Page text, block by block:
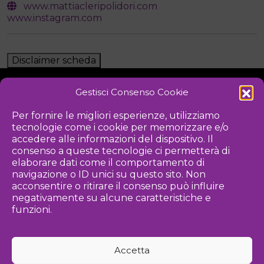
Gestisci Consenso Cookie
Per fornire le migliori esperienze, utilizziamo
tecnologie come i cookie per memorizzare e/o
accedere alle informazioni del dispositivo. Il
consenso a queste tecnologie ci permetterà di
elaborare dati come il comportamento di
navigazione o ID unici su questo sito. Non
acconsentire o ritirare il consenso può influire
negativamente su alcune caratteristiche e
funzioni.
Accetta
www.mattiacleripolidori.com
www.instagram.com
Disclaimer scheda
PRIVACY POLICY
Iniziativa
Associazione culturale per la promozione delle arti visive